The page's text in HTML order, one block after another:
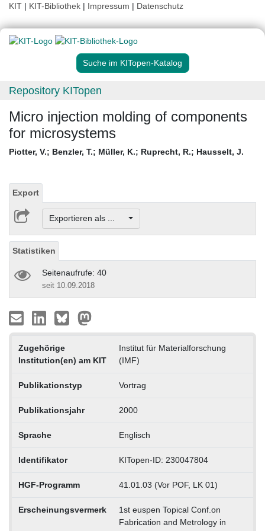
KIT | KIT-Bibliothek | Impressum | Datenschutz
Suche im KITopen-Katalog
Repository KITopen
Micro injection molding of components
for microsystems
Piotter, V.; Benzler, T.; Müller, K.; Ruprecht, R.; Hausselt, J.
Export
Exportieren als ...
Statistiken
Seitenaufrufe: 40
seit 10.09.2018
Zugehörige
Institution(en) am KIT
Institut für Materialforschung
(IMF)
Publikationstyp Vortrag
Publikationsjahr 2000
Sprache Englisch
Identifikator KITopen-ID: 230047804
HGF-Programm 41.01.03 (Vor POF, LK 01)
Erscheinungsvermerk
1st euspen Topical Conf.on
Fabrication and Metrology in